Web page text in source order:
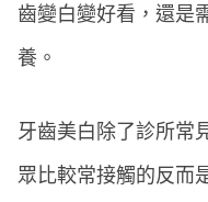
齒變白變好看，還是
養。
牙齒美白除了診所常
眾比較常接觸的反而